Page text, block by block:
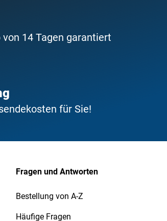
14 Tagen garantiert
für Sie!
Fragen und Antworten
Bestellung von A-Z
Häufige Fragen